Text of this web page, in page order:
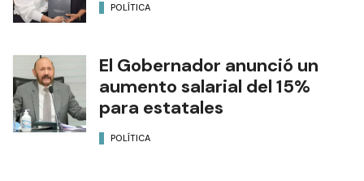
POLÍTICA
El Gobernador anunció un
aumento salarial del 15%
para estatales
POLÍTICA